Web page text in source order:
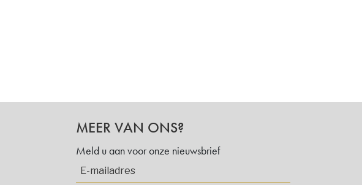
MEER VAN ONS?
Meld u aan voor onze nieuwsbrief